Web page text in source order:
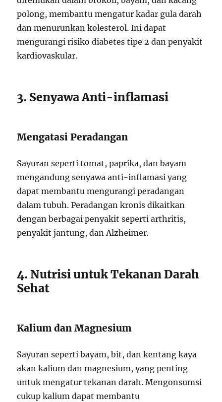
polong, membantu mengatur kadar gula darah
dan menurunkan kolesterol. Ini dapat
mengurangi risiko diabetes tipe 2 dan penyakit
kardiovaskular.
3. Senyawa Anti-inflamasi
Mengatasi Peradangan
Sayuran seperti tomat, paprika, dan bayam
mengandung senyawa anti-inflamasi yang
dapat membantu mengurangi peradangan
dalam tubuh. Peradangan kronis dikaitkan
dengan berbagai penyakit seperti arthritis,
penyakit jantung, dan Alzheimer.
4. Nutrisi untuk Tekanan Darah
Sehat
Kalium dan Magnesium
Sayuran seperti bayam, bit, dan kentang kaya
akan kalium dan magnesium, yang penting
untuk mengatur tekanan darah. Mengonsumsi
cukup kalium dapat membantu